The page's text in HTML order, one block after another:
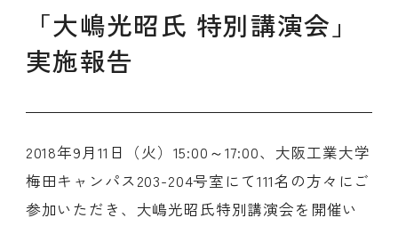
よくある質問
メンバーシップについて
メンバーシップ一覧
「大嶋光昭氏 特別講演会」
実施報告
2018年9月11日（火）15:00～17:00、大阪工業大学
梅田キャンパス203-204号室にて111名の方々にご
参加いただき、大嶋光昭氏特別講演会を開催い